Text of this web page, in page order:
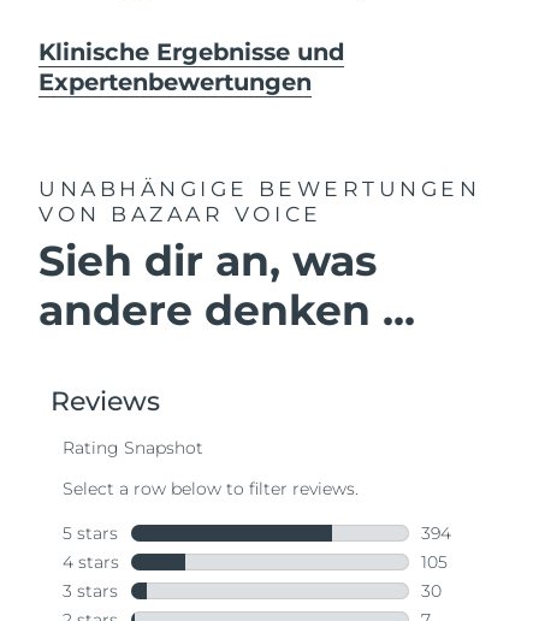
Klinische Ergebnisse und
Expertenbewertungen
UNABHÄNGIGE BEWERTUNGEN
VON BAZAAR VOICE
Sieh dir an, was
andere denken ...